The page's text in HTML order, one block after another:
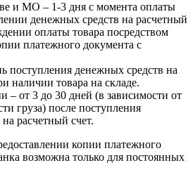
и МО – 1-3 дня с момента оплаты
денежных средств на расчетный
оплаты товара посредством
платежного документа с
поступления денежных средств на
наличии товара на складе.
– от 3 до 30 дней (в зависимости от
груза) после поступления
расчетный счет.
копии платежного
возможна только для постоянных